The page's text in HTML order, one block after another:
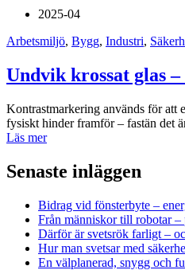
2025-04
Arbetsmiljö, Bygg, Industri,
Undvik krossat glas
Kontrastmarkering används för att
fysiskt hinder framför – fastän det
Läs mer
Senaste inläggen
Bidrag vid fönsterbyte –
Från människor till robotar
Därför är svetsrök farligt –
Hur man svetsar med
En välplanerad, snygg och